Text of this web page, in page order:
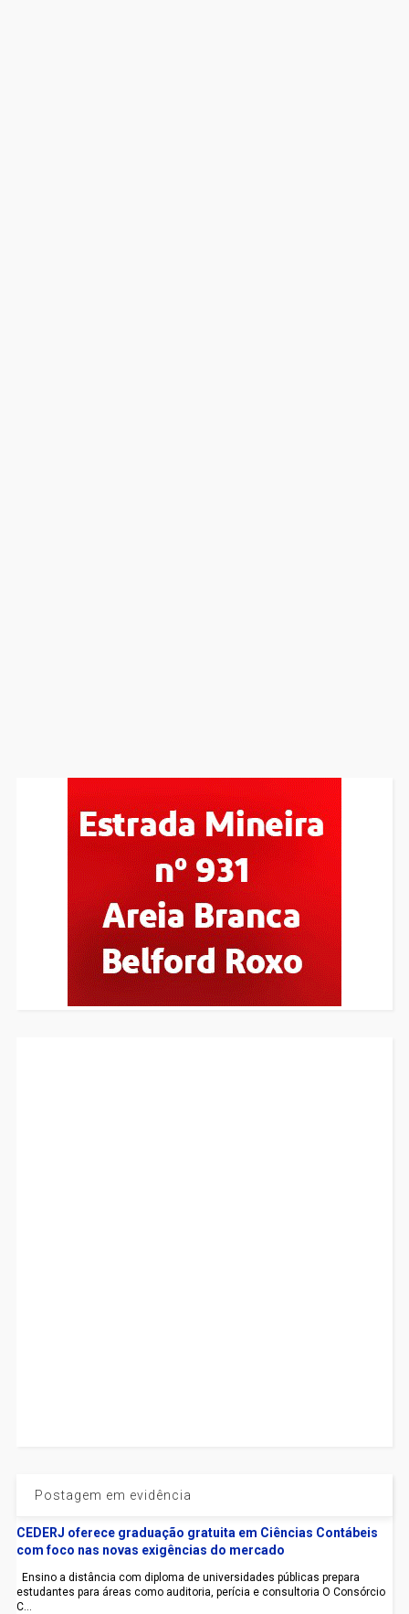
Postagem em evidência
CEDERJ oferece graduação gratuita em Ciências Contábeis
com foco nas novas exigências do mercado
Ensino a distância com diploma de universidades públicas prepara
estudantes para áreas como auditoria, perícia e consultoria O Consórcio
C...